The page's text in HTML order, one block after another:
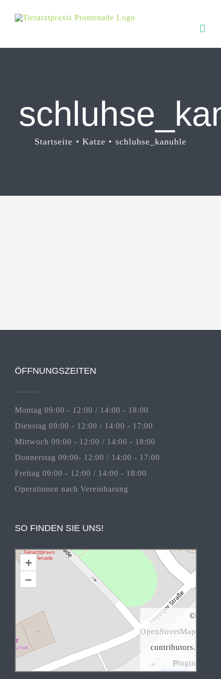
Inhalt
Startseite Katze schluhse_kanuhle
ÖFFNUNGSZEITEN
Montag 09:00 - 12:00 / 14:00 - 18:00
Dienstag 09:00 - 12:00 / 14:00 - 17:00
Mittwoch 09:00 - 12:00 / 14:00 - 18:00
Donnerstag 09:00- 12:00 / 14:00 - 17:00
Freitag 09:00 - 12:00 / 14:00 - 18:00
Operationen nach Vereinbarung
SO FINDEN SIE UNS!
+
–
©
OpenStreetMap
contributors.
Plugin